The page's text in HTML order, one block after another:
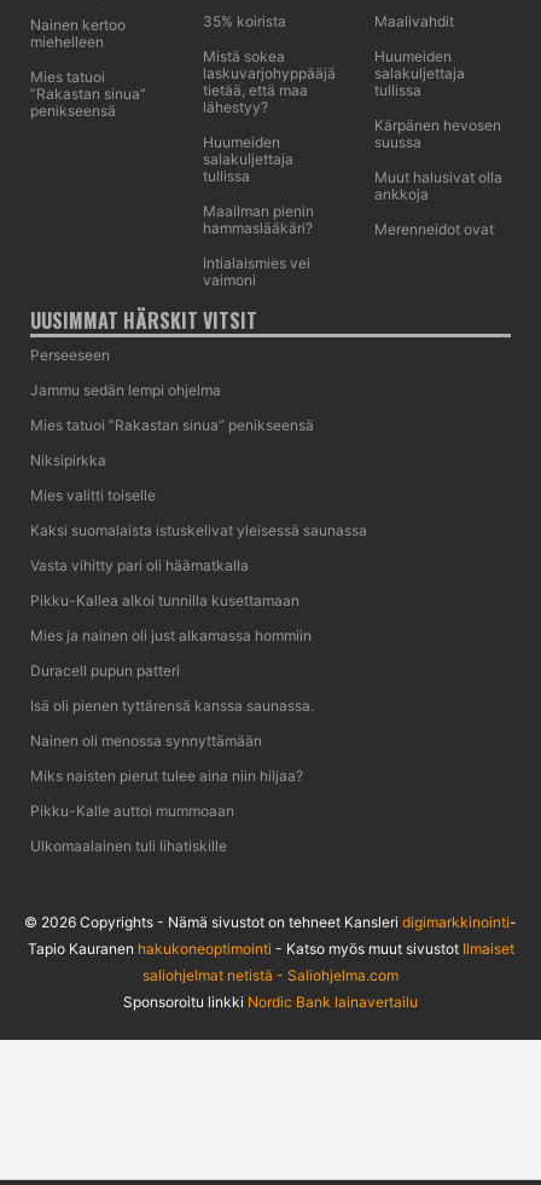
Nainen kertoo
miehelleen
Mies tatuoi
”Rakastan sinua”
penikseensä
35% koirista
Mistä sokea
laskuvarjohyppääjä
tietää, että maa
lähestyy?
Huumeiden
salakuljettaja
tullissa
Maailman pienin
hammaslääkäri?
Intialaismies vei
vaimoni
Maalivahdit
Huumeiden
salakuljettaja
tullissa
Kärpänen hevosen
suussa
Muut halusivat olla
ankkoja
Merenneidot ovat
UUSIMMAT HÄRSKIT VITSIT
Perseeseen
Jammu sedän lempi ohjelma
Mies tatuoi ”Rakastan sinua” penikseensä
Niksipirkka
Mies valitti toiselle
Kaksi suomalaista istuskelivat yleisessä saunassa
Vasta vihitty pari oli häämatkalla
Pikku-Kallea alkoi tunnilla kusettamaan
Mies ja nainen oli just alkamassa hommiin
Duracell pupun patteri
Isä oli pienen tyttärensä kanssa saunassa.
Nainen oli menossa synnyttämään
Miks naisten pierut tulee aina niin hiljaa?
Pikku-Kalle auttoi mummoaan
Ulkomaalainen tuli lihatiskille
© 2026 Copyrights - Nämä sivustot on tehneet Kansleri digimarkkinointi-
Tapio Kauranen hakukoneoptimointi - Katso myös muut sivustot Ilmaiset
saliohjelmat netistä - Saliohjelma.com
Sponsoroitu linkki Nordic Bank lainavertailu